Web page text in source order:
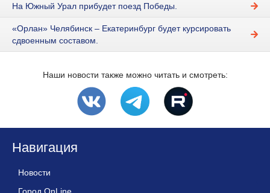
На Южный Урал прибудет поезд Победы.
«Орлан» Челябинск – Екатеринбург будет курсировать
сдвоенным составом.
Наши новости также можно читать и смотреть:
Навигация
Новости